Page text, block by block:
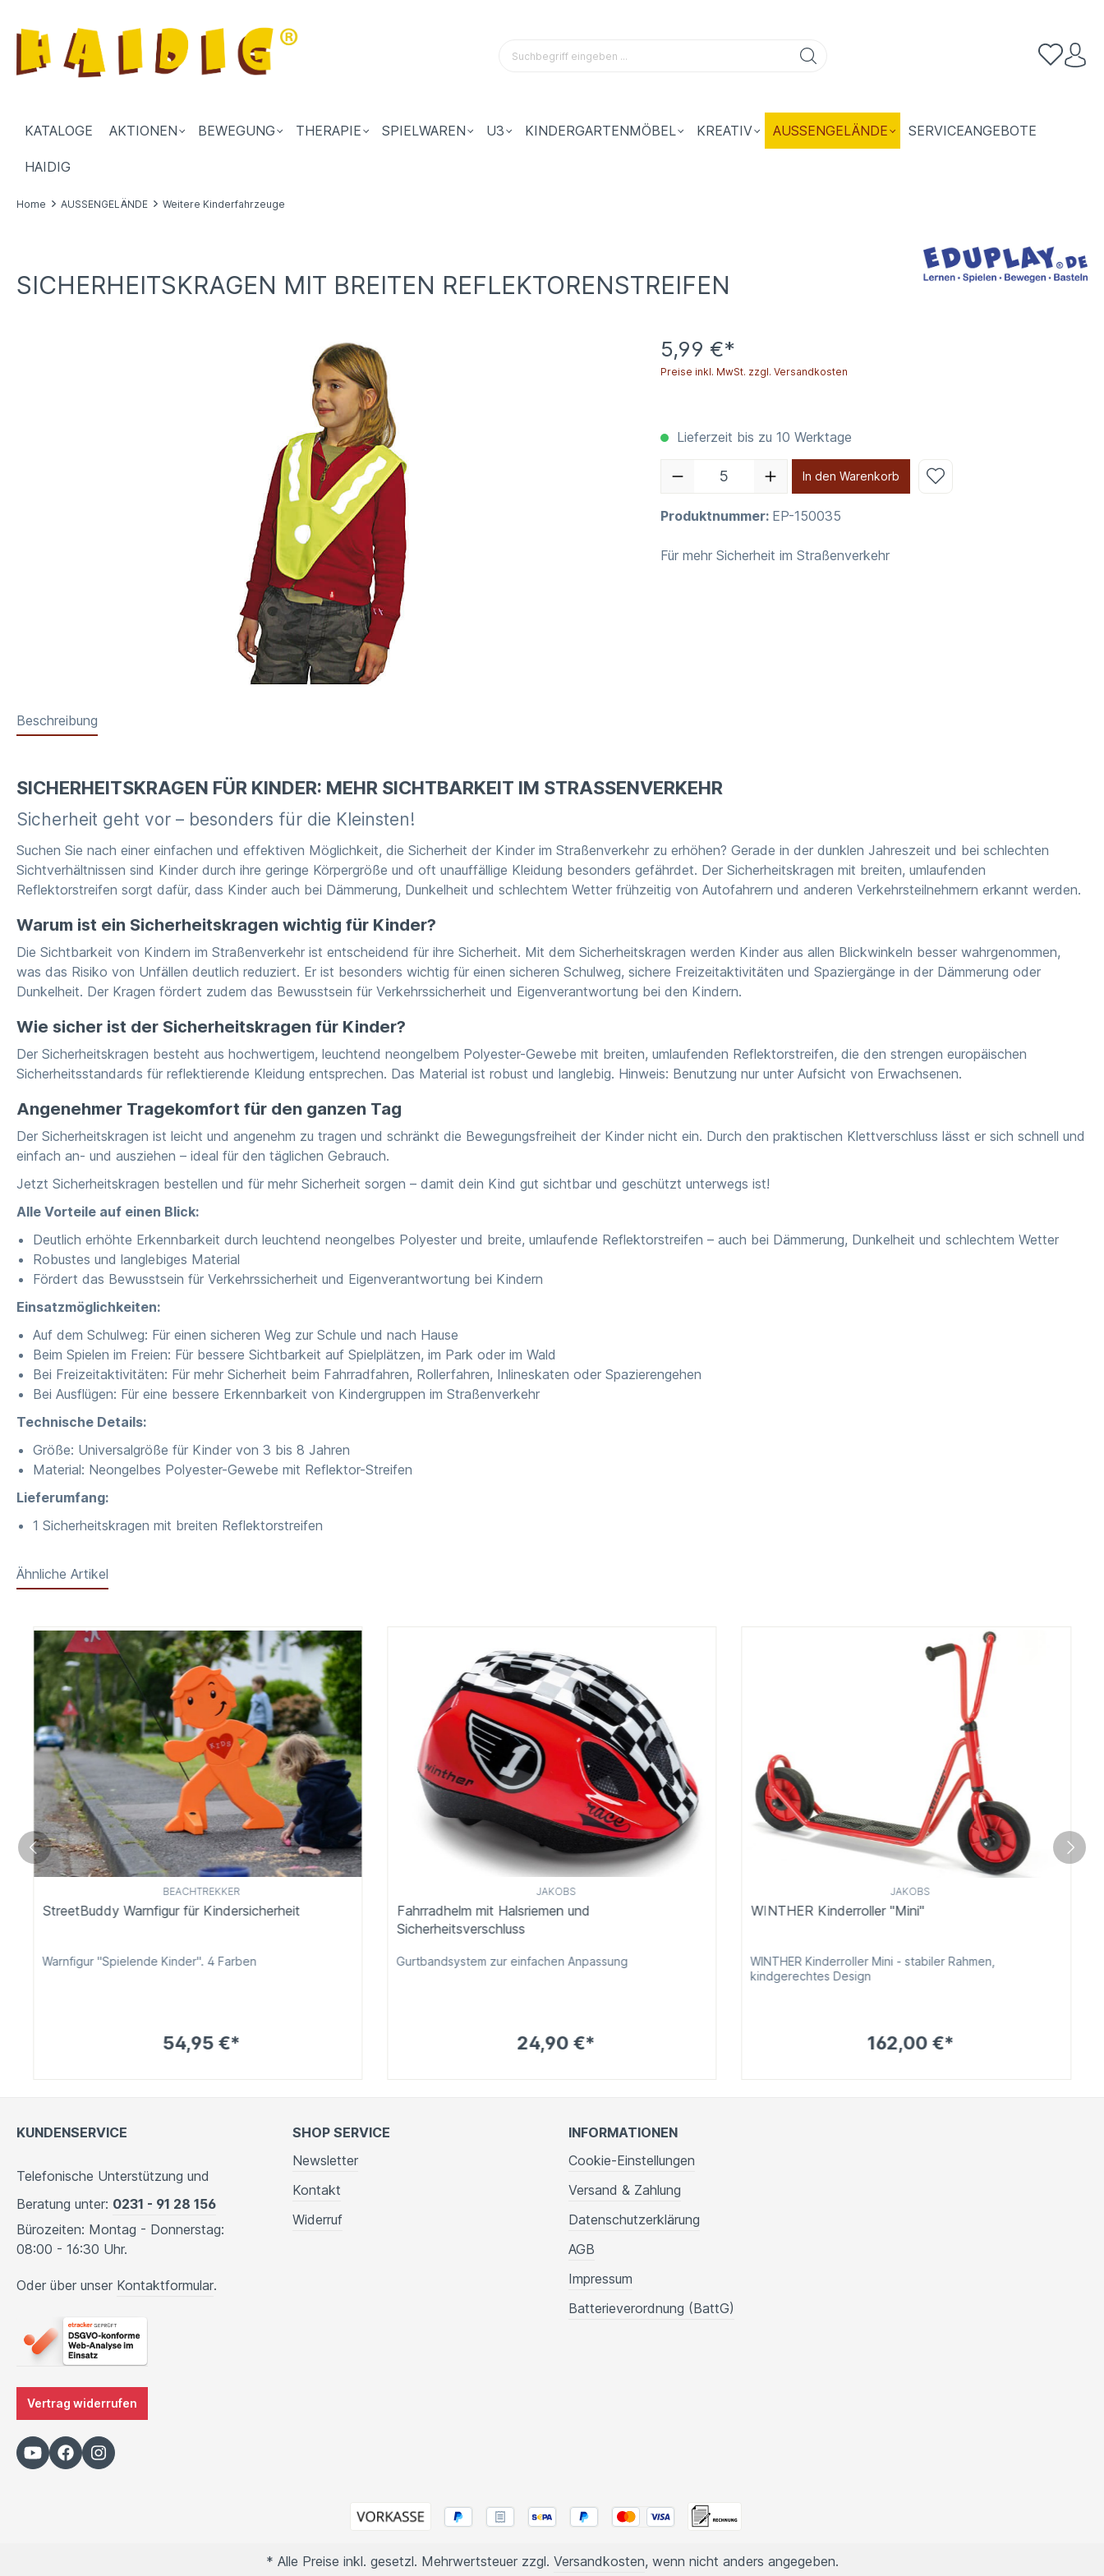
KATALOGE AKTIONEN BEWEGUNG THERAPIE SPIELWAREN U3 KINDERGARTENMÖBEL KREATIV AUSSENGELÄNDE SERVICEANGEBOTE
HAIDIG
Home AUSSENGELÄNDE Weitere Kinderfahrzeuge
SICHERHEITSKRAGEN MIT BREITEN REFLEKTORENSTREIFEN
5,99 €*
Preise inkl. MwSt. zzgl. Versandkosten
Lieferzeit bis zu 10 Werktage
In den Warenkorb
Produktnummer: EP-150035
Für mehr Sicherheit im Straßenverkehr
Beschreibung
SICHERHEITSKRAGEN FÜR KINDER: MEHR SICHTBARKEIT IM STRASSENVERKEHR
Sicherheit geht vor – besonders für die Kleinsten!
Suchen Sie nach einer einfachen und effektiven Möglichkeit, die Sicherheit der Kinder im Straßenverkehr zu erhöhen? Gerade in der dunklen Jahreszeit und bei schlechten
Sichtverhältnissen sind Kinder durch ihre geringe Körpergröße und oft unauffällige Kleidung besonders gefährdet. Der Sicherheitskragen mit breiten, umlaufenden
Reflektorstreifen sorgt dafür, dass Kinder auch bei Dämmerung, Dunkelheit und schlechtem Wetter frühzeitig von Autofahrern und anderen Verkehrsteilnehmern erkannt werden.
Warum ist ein Sicherheitskragen wichtig für Kinder?
Die Sichtbarkeit von Kindern im Straßenverkehr ist entscheidend für ihre Sicherheit. Mit dem Sicherheitskragen werden Kinder aus allen Blickwinkeln besser wahrgenommen,
was das Risiko von Unfällen deutlich reduziert. Er ist besonders wichtig für einen sicheren Schulweg, sichere Freizeitaktivitäten und Spaziergänge in der Dämmerung oder
Dunkelheit. Der Kragen fördert zudem das Bewusstsein für Verkehrssicherheit und Eigenverantwortung bei den Kindern.
Wie sicher ist der Sicherheitskragen für Kinder?
Der Sicherheitskragen besteht aus hochwertigem, leuchtend neongelbem Polyester-Gewebe mit breiten, umlaufenden Reflektorstreifen, die den strengen europäischen
Sicherheitsstandards für reflektierende Kleidung entsprechen. Das Material ist robust und langlebig. Hinweis: Benutzung nur unter Aufsicht von Erwachsenen.
Angenehmer Tragekomfort für den ganzen Tag
Der Sicherheitskragen ist leicht und angenehm zu tragen und schränkt die Bewegungsfreiheit der Kinder nicht ein. Durch den praktischen Klettverschluss lässt er sich schnell und
einfach an- und ausziehen – ideal für den täglichen Gebrauch.
Jetzt Sicherheitskragen bestellen und für mehr Sicherheit sorgen – damit dein Kind gut sichtbar und geschützt unterwegs ist!
Alle Vorteile auf einen Blick:
Deutlich erhöhte Erkennbarkeit durch leuchtend neongelbes Polyester und breite, umlaufende Reflektorstreifen – auch bei Dämmerung, Dunkelheit und schlechtem Wetter
Robustes und langlebiges Material
Fördert das Bewusstsein für Verkehrssicherheit und Eigenverantwortung bei Kindern
Einsatzmöglichkeiten:
Auf dem Schulweg: Für einen sicheren Weg zur Schule und nach Hause
Beim Spielen im Freien: Für bessere Sichtbarkeit auf Spielplätzen, im Park oder im Wald
Bei Freizeitaktivitäten: Für mehr Sicherheit beim Fahrradfahren, Rollerfahren, Inlineskaten oder Spazierengehen
Bei Ausflügen: Für eine bessere Erkennbarkeit von Kindergruppen im Straßenverkehr
Technische Details:
Größe: Universalgröße für Kinder von 3 bis 8 Jahren
Material: Neongelbes Polyester-Gewebe mit Reflektor-Streifen
Lieferumfang:
1 Sicherheitskragen mit breiten Reflektorstreifen
Ähnliche Artikel
BEACHTREKKER
StreetBuddy Warnfigur für Kindersicherheit
Warnfigur "Spielende Kinder". 4 Farben
54,95 €*
JAKOBS
Fahrradhelm mit Halsriemen und
Sicherheitsverschluss
Gurtbandsystem zur einfachen Anpassung
24,90 €*
JAKOBS
WINTHER Kinderroller "Mini"
WINTHER Kinderroller Mini - stabiler Rahmen,
kindgerechtes Design
162,00 €*
KUNDENSERVICE
Telefonische Unterstützung und
Beratung unter: 0231 - 91 28 156
Bürozeiten: Montag - Donnerstag:
08:00 - 16:30 Uhr.
Oder über unser Kontaktformular.
Vertrag widerrufen
SHOP SERVICE
Newsletter
Kontakt
Widerruf
INFORMATIONEN
Cookie-Einstellungen
Versand & Zahlung
Datenschutzerklärung
AGB
Impressum
Batterieverordnung (BattG)
* Alle Preise inkl. gesetzl. Mehrwertsteuer zzgl. Versandkosten, wenn nicht anders angegeben.